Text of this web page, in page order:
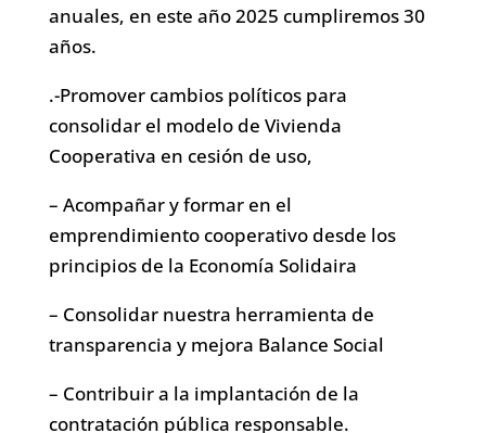
anuales, en este año 2025 cumpliremos 30
años.
.-Promover cambios políticos para
consolidar el modelo de Vivienda
Cooperativa en cesión de uso,
– Acompañar y formar en el
emprendimiento cooperativo desde los
principios de la Economía Solidaira
– Consolidar nuestra herramienta de
transparencia y mejora Balance Social
– Contribuir a la implantación de la
contratación pública responsable.